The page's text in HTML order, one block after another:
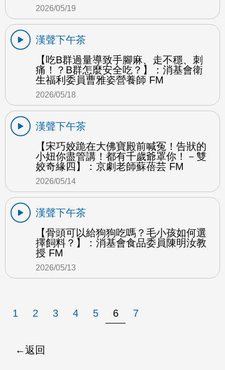
2026/05/19
漢聲下午茶
【吃B群過量導致手腳麻、走不穩、刺
痛！？B群怎麼安全吃？】：消基會衛
生福利委員曹雅姿營養師 FM
2026/05/18
漢聲下午茶
【宋巧姣跪在大佛寶殿前喊冤！告狀的
小妞你盡管講！都有千歲爺罩你！－雙
姣奇緣四】：京劇老師蘇蓓芸 FM
2026/05/14
漢聲下午茶
【骨頭可以給狗狗吃嗎？毛小孩如何選
擇飼料？】：消基會食品委員陳明汝教
授 FM
2026/05/13
1 2 3 4 5 6 7
返回